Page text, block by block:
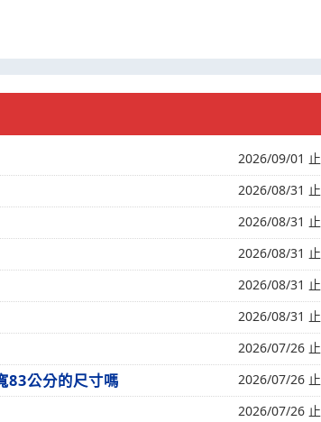
2026/09/01 止
2026/08/31 止
2026/08/31 止
2026/08/31 止
2026/08/31 止
2026/08/31 止
2026/07/26 止
83公分的尺寸嗎 2026/07/26 止
2026/07/26 止